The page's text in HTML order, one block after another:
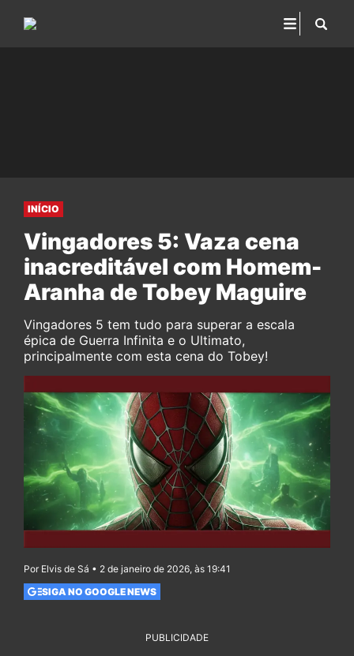
INÍCIO
Vingadores 5: Vaza cena
inacreditável com Homem-
Aranha de Tobey Maguire
Vingadores 5 tem tudo para superar a escala
épica de Guerra Infinita e o Ultimato,
principalmente com esta cena do Tobey!
Por Elvis de Sá • 2 de janeiro de 2026, às 19:41
SIGA NO GOOGLE NEWS
PUBLICIDADE